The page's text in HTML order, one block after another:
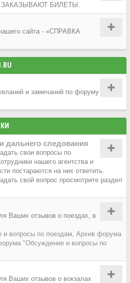
ЗАКАЗЫВАЮТ БИЛЕТЫ.
сайта - «СПРАВКА
и замечаний по форуму
дальнего следования
свои вопросы по
нашего агентства и
постараются на них ответить.
свой вопрос просмотрите раздел
Ваших отзывов о поездах, в
и вопросы по поездам Архив форума
"Обсуждение и вопросы по
Ваших отзывов о вокзалах